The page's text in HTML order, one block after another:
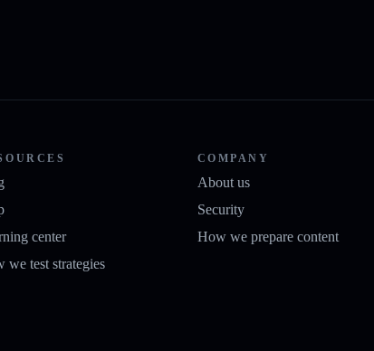
center
we test strategies
COMPANY
About us
Security
How we prepare content